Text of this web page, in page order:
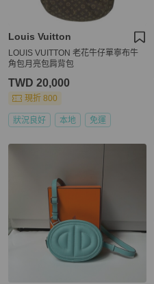
Louis Vuitton
LOUIS VUITTON 老花牛仔單寧布牛
角包月亮包肩背包
TWD 20,000
現折 800
狀況良好 本地 免運